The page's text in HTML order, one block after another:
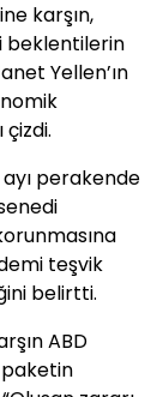
karşın,
beklentilerin
Yellen’ın
perakende
teşvik
belirtti.
ABD
paketin